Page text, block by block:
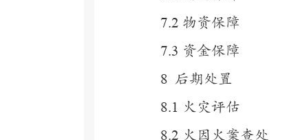
7.2 物资保障
7.3 资金保障
8 后期处置
8.1 火灾评估
8.2 火因火案查处